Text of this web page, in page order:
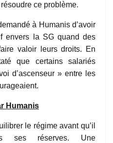
ce problème.
à Humanis d’avoir
envers la SG quand des
valoir leurs droits. En
que certains salariés
d’ascenseur » entre les
Humanis
le régime avant qu’il
ses réserves. Une